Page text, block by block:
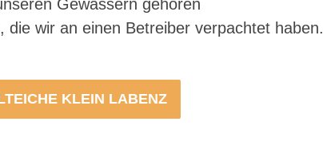
Gewässern gehören
, die wir an einen Betreiber verpachtet haben.
KLEIN LABENZ